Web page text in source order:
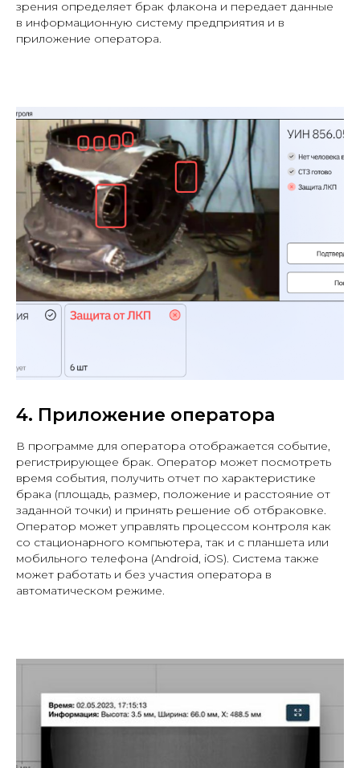
зрения определяет брак флакона и передает данные
в информационную систему предприятия и в
приложение оператора.
4. Приложение оператора
В программе для оператора отображается событие,
регистрирующее брак. Оператор может посмотреть
время события, получить отчет по характеристике
брака (площадь, размер, положение и расстояние от
заданной точки) и принять решение об отбраковке.
Оператор может управлять процессом контроля как
со стационарного компьютера, так и с планшета или
мобильного телефона (Android, iOS). Система также
может работать и без участия оператора в
автоматическом режиме.